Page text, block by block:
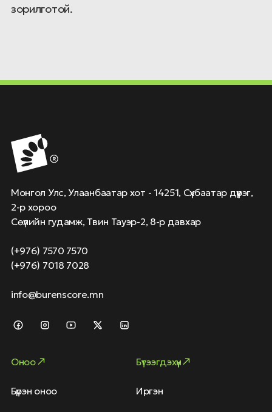
зорилготой.
Монгол Улс, Улаанбаатар хот - 14251, Сүхбаатар дүүрэг,
2-р хороо
Сөүлийн гудамж, Твин Тауэр-2, 8-р давхар
(+976) 7570 7570
(+976) 7018 7028
info@burenscore.mn
Оноо
Бүрэн оноо
Бүтээгдэхүүн
Иргэн